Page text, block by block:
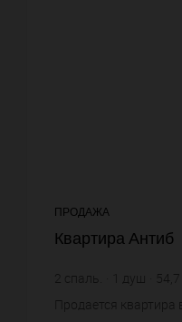
ПРОДАЖА
Квартира Антиб
2 спаль. душ 54,7
цена за
Продается квартира